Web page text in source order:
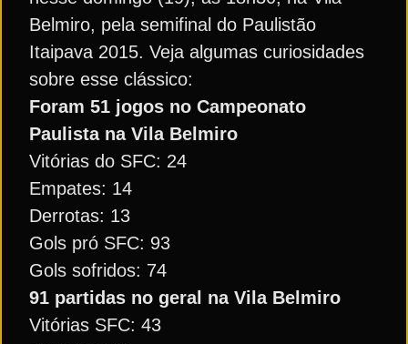
Belmiro, pela semifinal do Paulistão
Itaipava 2015. Veja algumas curiosidades
sobre esse clássico:
Foram 51 jogos no Campeonato
Paulista na Vila Belmiro
Vitórias do SFC: 24
Empates: 14
Derrotas: 13
Gols pró SFC: 93
Gols sofridos: 74
91 partidas no geral na Vila Belmiro
Vitórias SFC: 43